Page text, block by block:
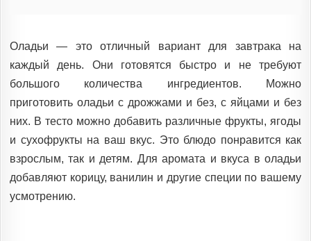
Оладьи — это отличный вариант для завтрака на
каждый день. Они готовятся быстро и не требуют
большого количества ингредиентов. Можно
приготовить оладьи с дрожжами и без, с яйцами и без
них. В тесто можно добавить различные фрукты, ягоды
и сухофрукты на ваш вкус. Это блюдо понравится как
взрослым, так и детям. Для аромата и вкуса в оладьи
добавляют корицу, ванилин и другие специи по вашему
усмотрению.